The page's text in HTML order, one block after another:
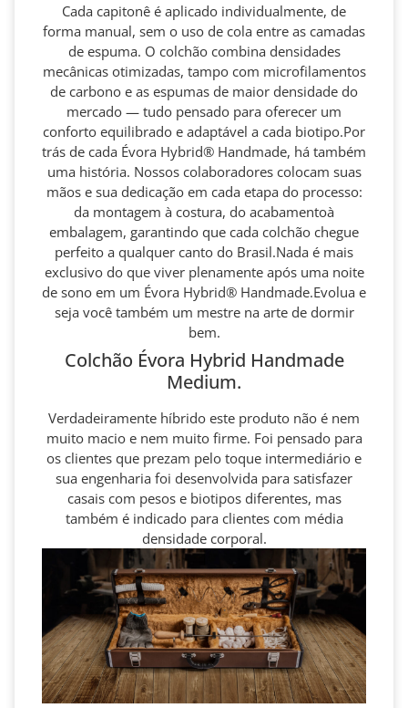
Cada capitonê é aplicado individualmente, de
forma manual, sem o uso de cola entre as camadas
de espuma. O colchão combina densidades
mecânicas otimizadas, tampo com microfilamentos
de carbono e as espumas de maior densidade do
mercado — tudo pensado para oferecer um
conforto equilibrado e adaptável a cada biotipo.Por
trás de cada Évora Hybrid® Handmade, há também
uma história. Nossos colaboradores colocam suas
mãos e sua dedicação em cada etapa do processo:
da montagem à costura, do acabamentoà
embalagem, garantindo que cada colchão chegue
perfeito a qualquer canto do Brasil.Nada é mais
exclusivo do que viver plenamente após uma noite
de sono em um Évora Hybrid® Handmade.Evolua e
seja você também um mestre na arte de dormir
bem.
Colchão Évora Hybrid Handmade
Medium.
Verdadeiramente híbrido este produto não é nem
muito macio e nem muito firme. Foi pensado para
os clientes que prezam pelo toque intermediário e
sua engenharia foi desenvolvida para satisfazer
casais com pesos e biotipos diferentes, mas
também é indicado para clientes com média
densidade corporal.